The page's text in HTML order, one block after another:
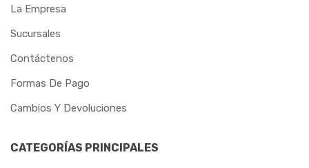
METALCAVA
MGS
La Empresa
Sucursales
Contáctenos
Formas De Pago
Cambios Y Devoluciones
CATEGORÍAS PRINCIPALES